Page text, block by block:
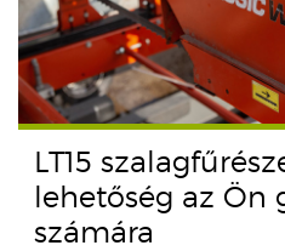
LT15
lehetőség az Ön
számára